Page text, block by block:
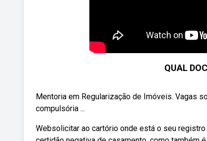
QUAL
Mentoria em Regularização de Imóveis. Vagas
compulsória ...
Websolicitar ao cartório onde está o seu